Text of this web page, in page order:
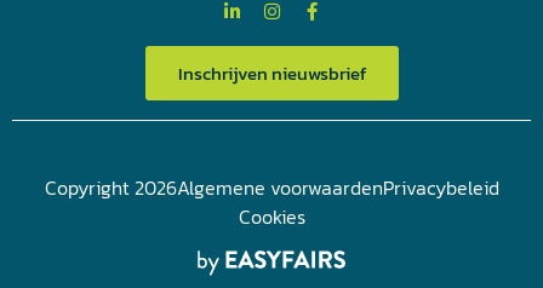
Inschrijven nieuwsbrief
Copyright 2026Algemene voorwaardenPrivacybeleid
Cookies